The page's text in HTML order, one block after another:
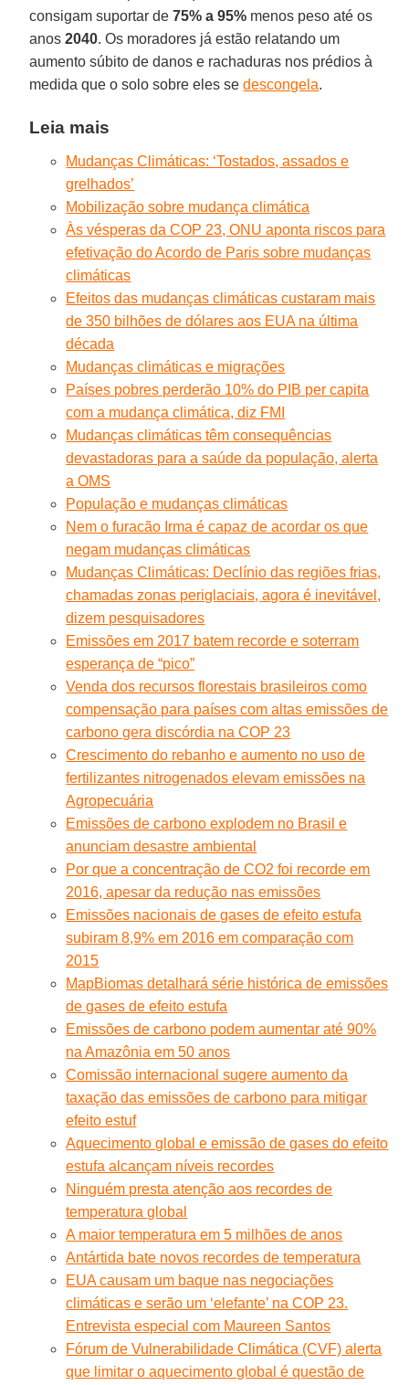
consigam suportar de75% a 95% menos peso até os
anos2040. Os moradores já estão relatando um
aumento súbito de danos e rachaduras nos prédios à
medida que o solo sobre eles sedescongela.
Leia mais
Mudanças Climáticas: ‘Tostados, assados e
grelhados’
Mobilização sobre mudança climática
Às vésperas da COP 23, ONU aponta riscos para
efetivação do Acordo de Paris sobre mudanças
climáticas
Efeitos das mudanças climáticas custaram mais
de 350 bilhões de dólares aos EUA na última
década
Mudanças climáticas e migrações
Países pobres perderão 10% do PIB per capita
com a mudança climática, diz FMI
Mudanças climáticas têm consequências
devastadoras para a saúde da população, alerta
a OMS
População e mudanças climáticas
Nem o furacão Irma é capaz de acordar os que
negam mudanças climáticas
Mudanças Climáticas: Declínio das regiões frias,
chamadas zonas periglaciais, agora é inevitável,
dizem pesquisadores
Emissões em 2017 batem recorde e soterram
esperança de “pico”
Venda dos recursos florestais brasileiros como
compensação para países com altas emissões de
carbono gera discórdia na COP 23
Crescimento do rebanho e aumento no uso de
fertilizantes nitrogenados elevam emissões na
Agropecuária
Emissões de carbono explodem no Brasil e
anunciam desastre ambiental
Por que a concentração de CO2 foi recorde em
2016, apesar da redução nas emissões
Emissões nacionais de gases de efeito estufa
subiram 8,9% em 2016 em comparação com
2015
MapBiomas detalhará série histórica de emissões
de gases de efeito estufa
Emissões de carbono podem aumentar até 90%
na Amazônia em 50 anos
Comissão internacional sugere aumento da
taxação das emissões de carbono para mitigar
efeito estuf
Aquecimento global e emissão de gases do efeito
estufa alcançam níveis recordes
Ninguém presta atenção aos recordes de
temperatura global
A maior temperatura em 5 milhões de anos
Antártida bate novos recordes de temperatura
EUA causam um baque nas negociações
climáticas e serão um ‘elefante’ na COP 23.
Entrevista especial com Maureen Santos
Fórum de Vulnerabilidade Climática (CVF) alerta
que limitar o aquecimento global é questão de